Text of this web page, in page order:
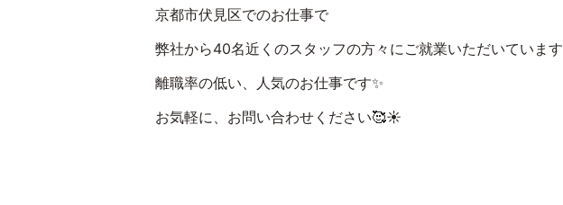
京都市伏見区でのお仕事で
弊社から40名近くのスタッフの方々にご就業いただいています
離職率の低い、人気のお仕事です✨
お気軽に、お問い合わせください🥰☀